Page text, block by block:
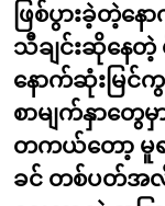
ဖြစ်ပွားခဲ့တဲ့န
သီချင်းဆိုနေ
နောက်ဆုံးမြင်ကွ
စာမျက်နှာတွေမှ
တကယ်တော့ မူရ
ခင် တစ်ပတ်အ